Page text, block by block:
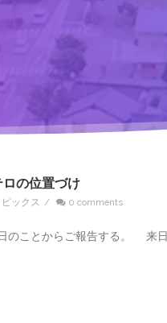
の位置づけ
ピックス / 0 comments
のことからご報告する。 来